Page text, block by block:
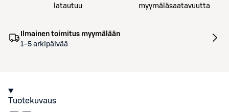
latautuu
myymäläsaatavuutta
Ilmainen toimitus myymälään
1–5 arkipäivää
Tuotekuvaus